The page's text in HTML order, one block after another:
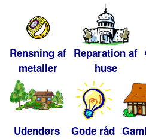
Rensning af
metaller
Reparation af
huse
Udendørs Gode råd